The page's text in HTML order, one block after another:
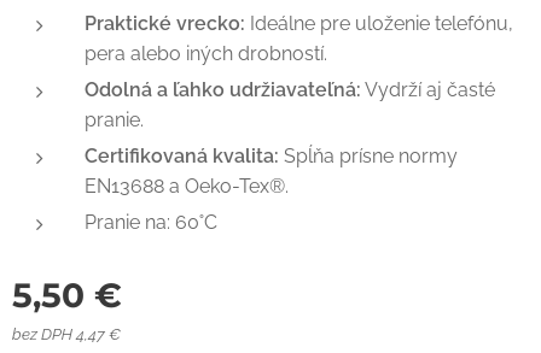
Praktické vrecko: Ideálne pre uloženie telefónu,
pera alebo iných drobností.
Odolná a ľahko udržiavateľná: Vydrží aj časté
pranie.
Certifikovaná kvalita: Spĺňa prísne normy
EN13688 a Oeko-Tex®.
Pranie na: 60˚C
5,50 €
bez DPH 4,47 €